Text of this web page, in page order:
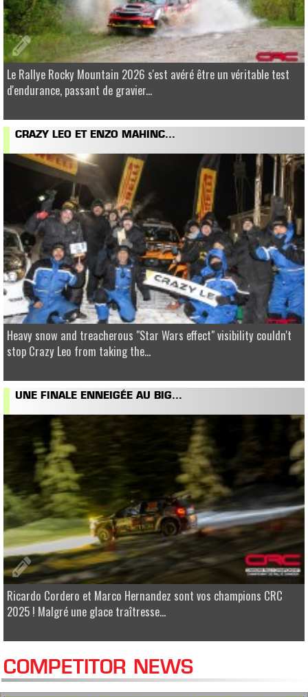
Le Rallye Rocky Mountain 2026 s'est avéré être un véritable test
d'endurance, passant de gravier...
CRAZY LEO ET ENZO MAHINC...
Heavy snow and treacherous "Star Wars effect" visibility couldn't
stop Crazy Leo from taking the...
UNE FINALE ENNEIGÉE AU BIG...
Ricardo Cordero et Marco Hernandez sont vos champions CRC
2025 ! Malgré une glace traîtresse...
COMPETITOR NEWS